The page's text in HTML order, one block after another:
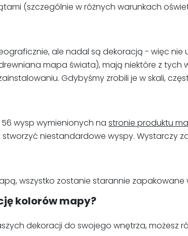
(szczególnie w różnych warunkach
ale nadal są dekoracją - więc nie
mapa świata), mają niektóre z tych
Gdybyśmy zrobili je w skali,
wysp wymienionych na stronie produktu
stworzyć niestandardowe wyspy. Wystarczy
wszystko zostanie starannie zapakowane
kolorów mapy?
dekoracji do swojego wnętrza, możesz